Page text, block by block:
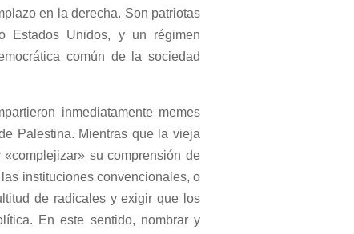
en la derecha. Son patriotas
Estados Unidos, y un régimen
común de la sociedad
inmediatamente memes
Palestina. Mientras que la vieja
su comprensión de
instituciones convencionales, o
de radicales y exigir que los
En este sentido, nombrar y